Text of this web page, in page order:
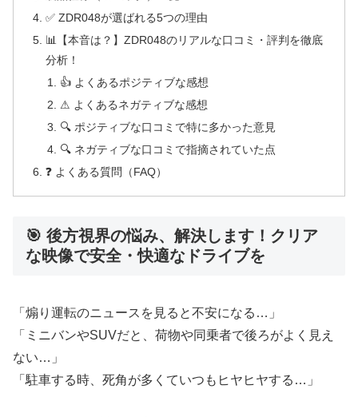
✅ ZDR048が選ばれる5つの理由
📊【本音は？】ZDR048のリアルな口コミ・評判を徹底
分析！
👍 よくあるポジティブな感想
⚠ よくあるネガティブな感想
🔍 ポジティブな口コミで特に多かった意見
🔍 ネガティブな口コミで指摘されていた点
❓ よくある質問（FAQ）
🎯 後方視界の悩み、解決します！クリア
な映像で安全・快適なドライブを
「煽り運転のニュースを見ると不安になる…」
「ミニバンやSUVだと、荷物や同乗者で後ろがよく見え
ない…」
「駐車する時、死角が多くていつもヒヤヒヤする…」